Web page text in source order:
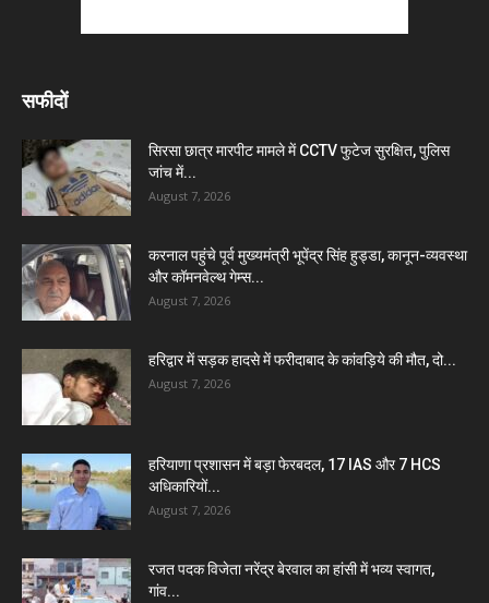
सफीदों
सिरसा छात्र मारपीट मामले में CCTV फुटेज सुरक्षित, पुलिस
जांच में...
August 7, 2026
करनाल पहुंचे पूर्व मुख्यमंत्री भूपेंद्र सिंह हुड्डा, कानून-व्यवस्था
और कॉमनवेल्थ गेम्स...
August 7, 2026
हरिद्वार में सड़क हादसे में फरीदाबाद के कांवड़िये की मौत, दो...
August 7, 2026
हरियाणा प्रशासन में बड़ा फेरबदल, 17 IAS और 7 HCS
अधिकारियों...
August 7, 2026
रजत पदक विजेता नरेंद्र बेरवाल का हांसी में भव्य स्वागत,
गांव...